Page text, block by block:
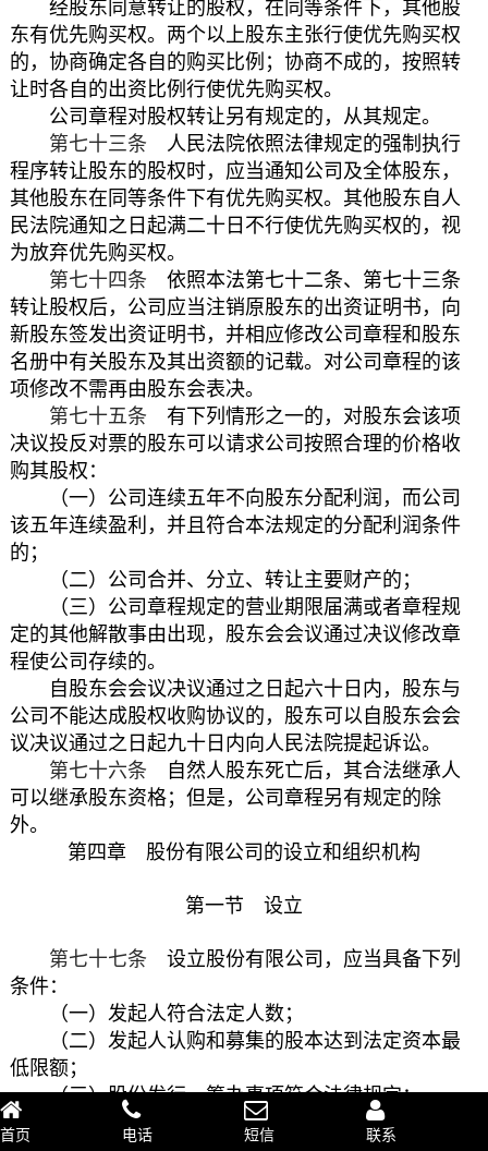
经股东同意转让的股权，在同等条件下，其他股
东有优先购买权。两个以上股东主张行使优先购买权
的，协商确定各自的购买比例；协商不成的，按照转
让时各自的出资比例行使优先购买权。
公司章程对股权转让另有规定的，从其规定。
第七十三条 人民法院依照法律规定的强制执行
程序转让股东的股权时，应当通知公司及全体股东，
其他股东在同等条件下有优先购买权。其他股东自人
民法院通知之日起满二十日不行使优先购买权的，视
为放弃优先购买权。
第七十四条 依照本法第七十二条、第七十三条
转让股权后，公司应当注销原股东的出资证明书，向
新股东签发出资证明书，并相应修改公司章程和股东
名册中有关股东及其出资额的记载。对公司章程的该
项修改不需再由股东会表决。
第七十五条 有下列情形之一的，对股东会该项
决议投反对票的股东可以请求公司按照合理的价格收
购其股权：
（一）公司连续五年不向股东分配利润，而公司
该五年连续盈利，并且符合本法规定的分配利润条件
的；
（二）公司合并、分立、转让主要财产的；
（三）公司章程规定的营业期限届满或者章程规
定的其他解散事由出现，股东会会议通过决议修改章
程使公司存续的。
自股东会会议决议通过之日起六十日内，股东与
公司不能达成股权收购协议的，股东可以自股东会会
议决议通过之日起九十日内向人民法院提起诉讼。
第七十六条 自然人股东死亡后，其合法继承人
可以继承股东资格；但是，公司章程另有规定的除
外。
第四章 股份有限公司的设立和组织机构
第一节 设立
第七十七条 设立股份有限公司，应当具备下列
条件：
（一）发起人符合法定人数；
（二）发起人认购和募集的股本达到法定资本最
低限额；
（三）股份发行、筹办事项符合法律规定；
（四）发起人制订公司章程，采用募集方式设立
首页 电话 短信 联系